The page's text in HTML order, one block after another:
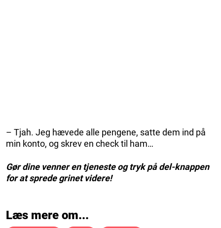
– Tjah. Jeg hævede alle pengene, satte dem ind på
min konto, og skrev en check til ham…
Gør dine venner en tjeneste og tryk på del-knappen
for at sprede grinet videre!
Læs mere om...